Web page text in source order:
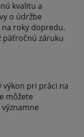
kvalitu a
o údržbe
roky dopredu.
päťročnú záruku
výkon pri práci na
môžete